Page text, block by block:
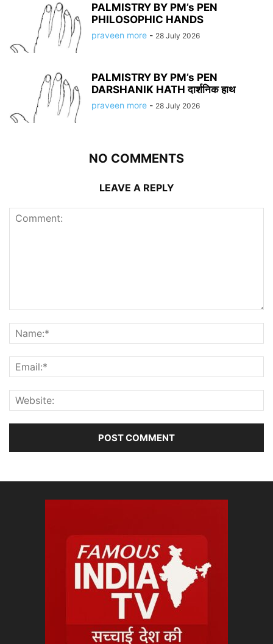
PALMISTRY BY PM’s PEN
PHILOSOPHIC HANDS
praveen more - 28 July 2026
PALMISTRY BY PM’s PEN
DARSHANIK HATH दार्शनिक हाथ
praveen more - 28 July 2026
NO COMMENTS
LEAVE A REPLY